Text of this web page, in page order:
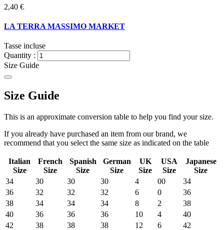
2,40 €
LA TERRA MASSIMO MARKET
Tasse incluse
Quantity :
Size Guide
Size Guide
This is an approximate conversion table to help you find your size.
If you already have purchased an item from our brand, we
recommend that you select the same size as indicated on the table
Italian
Size
French
Size
Spanish
Size
German
Size
UK
Size
USA
Size
Japanese
Size
34
30 30 30 4 00
34
36
32 32 32 6 0
36
38
34 34 34 8 2
38
40
36 36 36 10 4
40
42
38 38 38 12 6
42